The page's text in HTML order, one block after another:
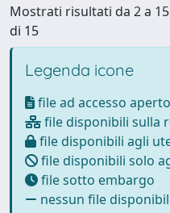
Mostrati risultati da 2 a 15
di 15
Legenda icone
file ad accesso aperto
file disponibili sulla
file disponibili agli
file disponibili solo
file sotto embargo
nessun file